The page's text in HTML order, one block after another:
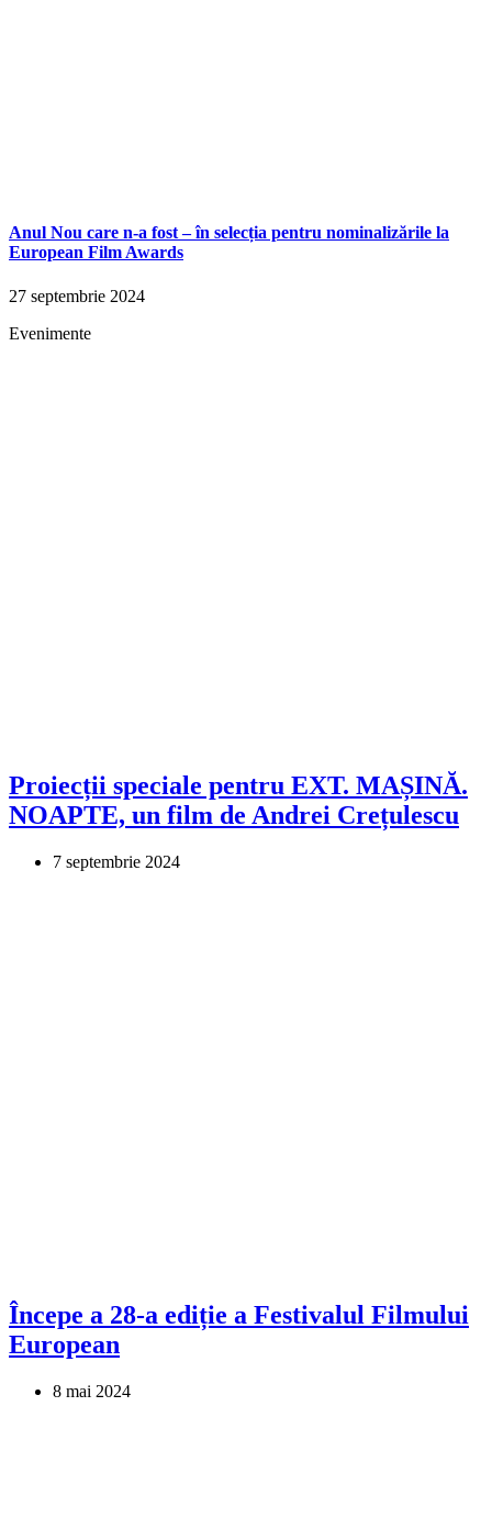
Anul Nou care n-a fost – în selecția pentru nominalizările la
European Film Awards
27 septembrie 2024
Evenimente
Proiecții speciale pentru EXT. MAȘINĂ.
NOAPTE, un film de Andrei Crețulescu
7 septembrie 2024
Începe a 28-a ediție a Festivalul Filmului
European
8 mai 2024